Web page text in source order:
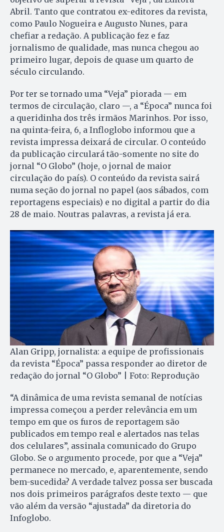
Abril. Tanto que contratou ex-editores da revista,
como Paulo Nogueira e Augusto Nunes, para
chefiar a redação. A publicação fez e faz
jornalismo de qualidade, mas nunca chegou ao
primeiro lugar, depois de quase um quarto de
século circulando.
Por ter se tornado uma “Veja” piorada — em
termos de circulação, claro —, a “Época” nunca foi
a queridinha dos três irmãos Marinhos. Por isso,
na quinta-feira, 6, a Infloglobo informou que a
revista impressa deixará de circular. O conteúdo
da publicação circulará tão-somente no site do
jornal “O Globo” (hoje, o jornal de maior
circulação do país). O conteúdo da revista sairá
numa seção do jornal no papel (aos sábados, com
reportagens especiais) e no digital a partir do dia
28 de maio. Noutras palavras, a revista já era.
Alan Gripp, jornalista: a equipe de profissionais
da revista “Época” passa responder ao diretor de
redação do jornal “O Globo” | Foto: Reprodução
“A dinâmica de uma revista semanal de notícias
impressa começou a perder relevância em um
tempo em que os furos de reportagem são
publicados em tempo real e alertados nas telas
dos celulares”, assinala comunicado do Grupo
Globo. Se o argumento procede, por que a “Veja”
permanece no mercado, e, aparentemente, sendo
bem-sucedida? A verdade talvez possa ser buscada
nos dois primeiros parágrafos deste texto — que
vão além da versão “ajustada” da diretoria do
Infoglobo.